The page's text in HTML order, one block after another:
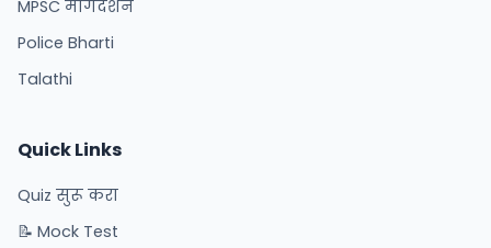
MPSC मार्गदर्शन
Police Bharti
Talathi
Quick Links
Quiz सुरू करा
📝 Mock Test